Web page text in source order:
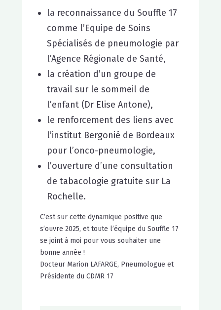
la reconnaissance du Souffle 17
comme l’Equipe de Soins
Spécialisés de pneumologie par
l’Agence Régionale de Santé,
la création d’un groupe de
travail sur le sommeil de
l’enfant (Dr Elise Antone),
le renforcement des liens avec
l’institut Bergonié de Bordeaux
pour l’onco-pneumologie,
l’ouverture d’une consultation
de tabacologie gratuite sur La
Rochelle.
C’est sur cette dynamique positive que
s’ouvre 2025, et toute l’équipe du Souffle 17
se joint à moi pour vous souhaiter une
bonne année !
Docteur Marion LAFARGE, Pneumologue et
Présidente du CDMR 17